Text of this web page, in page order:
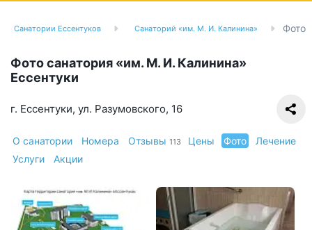
Санатории Ессентуков Санаторий «им. М. И. Калинина» Фото
Фото санатория «им. М. И. Калинина»
Ессентуки
г. Ессентуки, ул. Разумовского, 16
О санатории Номера Отзывы 113 Цены Фото
Лечение
Услуги
Акции